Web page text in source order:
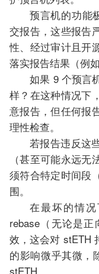
预言机的功能
交报告，这些报告
性、经过审计且开
落实报告结果（例
如果 9 个预言
样？在这种情况下
意报告，但任何报
理性检查。
若报告违反这
（甚至可能永远
须符合特定时间段
围。
在最坏的情
rebase（无论是
效，这会对 stETH
的影响微乎其微，
stETH。